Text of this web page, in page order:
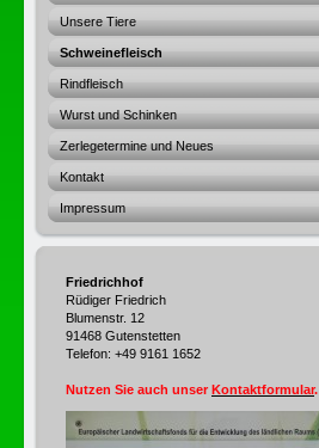
Unsere Tiere
Schweinefleisch
Rindfleisch
Wurst und Schinken
Zerlegetermine und Neues
Kontakt
Impressum
Friedrichhof
Rüdiger Friedrich
Blumenstr. 12
91468 Gutenstetten
Telefon: +49 9161 1652
Nutzen Sie auch unser Kontaktformular.